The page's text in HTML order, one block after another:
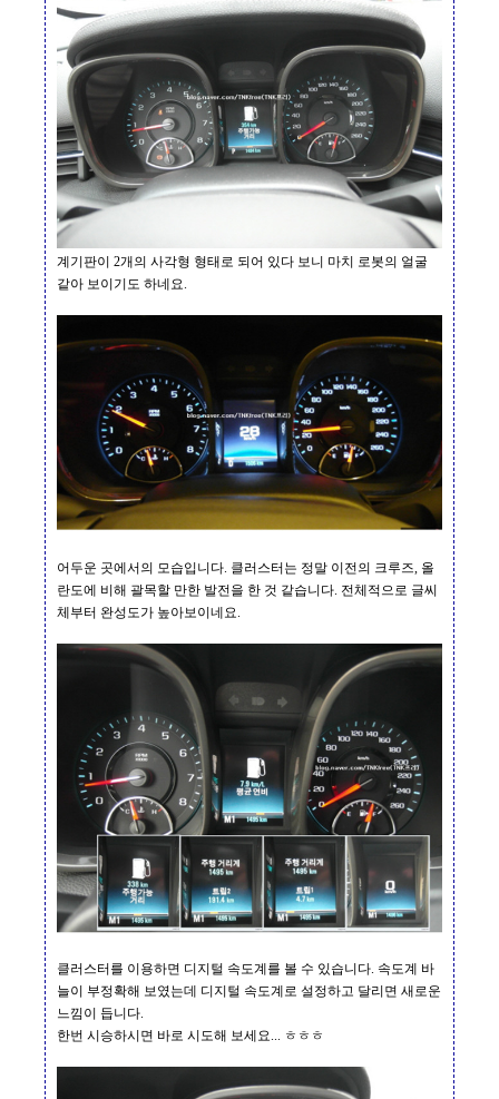
계기판이 2개의 사각형 형태로 되어 있다 보니 마치 로봇의 얼굴
같아 보이기도 하네요.
어두운 곳에서의 모습입니다. 클러스터는 정말 이전의 크루즈, 올
란도에 비해 괄목할 만한 발전을 한 것 같습니다. 전체적으로 글씨
체부터 완성도가 높아보이네요.
클러스터를 이용하면 디지털 속도계를 볼 수 있습니다. 속도계 바
늘이 부정확해 보였는데 디지털 속도계로 설정하고 달리면 새로운
느낌이 듭니다.
한번 시승하시면 바로 시도해 보세요... ㅎㅎㅎ